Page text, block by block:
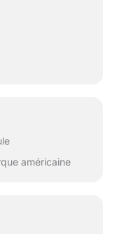
américaine